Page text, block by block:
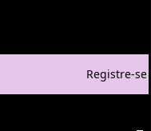
Registre-se